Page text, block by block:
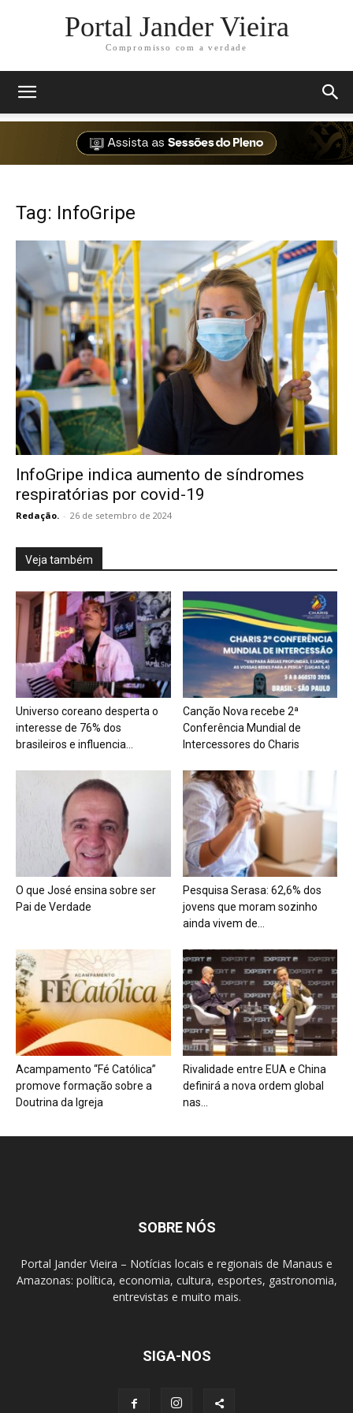
Portal Jander Vieira
Compromisso com a verdade
Tag: InfoGripe
InfoGripe indica aumento de síndromes
respiratórias por covid-19
Redação. - 26 de setembro de 2024
Veja também
Universo coreano desperta o
interesse de 76% dos
brasileiros e influencia...
Canção Nova recebe 2ª
Conferência Mundial de
Intercessores do Charis
O que José ensina sobre ser
Pai de Verdade
Pesquisa Serasa: 62,6% dos
jovens que moram sozinho
ainda vivem de...
Acampamento “Fé Católica”
promove formação sobre a
Doutrina da Igreja
Rivalidade entre EUA e China
definirá a nova ordem global
nas...
SOBRE NÓS
Portal Jander Vieira – Notícias locais e regionais de Manaus e
Amazonas: política, economia, cultura, esportes, gastronomia,
entrevistas e muito mais.
SIGA-NOS